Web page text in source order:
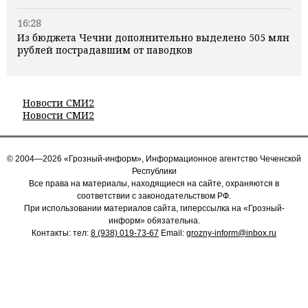
16:28
Из бюджета Чечни дополнительно выделено 505 млн
рублей пострадавшим от паводков
Новости СМИ2
Новости СМИ2
© 2004—2026 «Грозный-информ», Информационное агентство Чеченской
Республики
Все права на материалы, находящиеся на сайте, охраняются в
соответствии с законодательством РФ.
При использовании материалов сайта, гиперссылка на «Грозный-
информ» обязательна.
Контакты: тел: 8 (938) 019-73-67 Email: grozny-inform@inbox.ru